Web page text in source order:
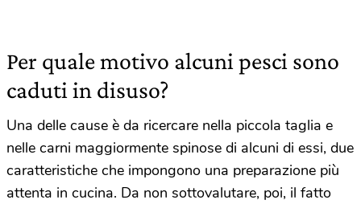
Per quale motivo alcuni pesci sono
caduti in disuso?
Una delle cause è da ricercare nella piccola taglia e
nelle carni maggiormente spinose di alcuni di essi, due
caratteristiche che impongono una preparazione più
attenta in cucina. Da non sottovalutare, poi, il fatto